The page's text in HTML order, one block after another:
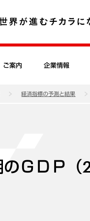
ご案内 企業情報
経済指標の予測と結果
ＧＤＰ（